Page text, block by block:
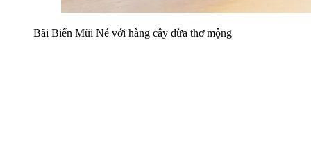
Bãi Biển Mũi Né với hàng cây dừa thơ mộng